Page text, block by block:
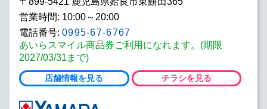
営業時間: 10:00～20:00
電話番号: 0995-67-6767
あいらスマイル商品券ご利用になれます。(期限
2027/03/31まで)
店舗情報を見る チラシを見る